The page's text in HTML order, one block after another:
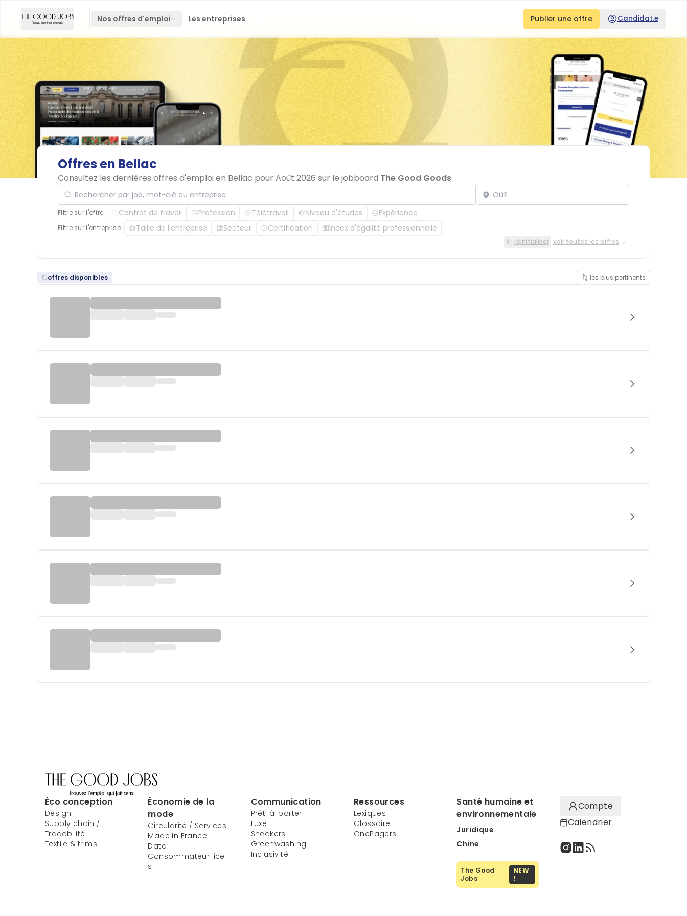
Nos offres d'emploi Les entreprises Publier une offre Candidat.e
Offres en Bellac
Consultez les dernières offres d'emploi en Bellac pour Août 2026 sur le jobboard The Good Goods
Rechercher par job, mot-clé ou entreprise Localisation
Filtre sur l'offre : Contrat de travail Profession Télétravail Niveau d'études Expérience
Filtre sur l'entreprise : Taille de l'entreprise Secteur Certification Index d'égalité professionnelle
réinitialiser voir toutes les offres
offres disponibles les plus pertinents
Éco conception
Design
Supply chain /
Traçabilité
Textile & trims
Économie de la
mode
Circularité / Services
Made in France
Data
Consommateur-ice-
s
Communication
Prêt-à-porter
Luxe
Sneakers
Greenwashing
Inclusivité
Ressources
Lexiques
Glossaire
OnePagers
Santé humaine et
environnementale
Juridique
Chine
The Good
Jobs
NEW
!
Compte
Calendrier